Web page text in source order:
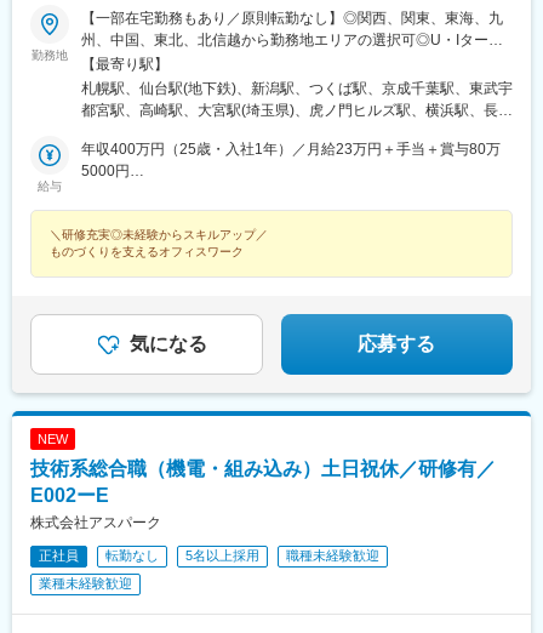
横川駅、谷町四丁目駅、舟入幸町駅、大小路駅、亀戸駅、中津駅
(地下鉄)、六本木一丁目駅、ＪＲ難波駅、観月橋駅、海老江駅、中
之島駅、なにわ橋駅、甘木駅(甘木鉄道線)、住之江公園駅、上前津
駅、久屋大通駅、平沼橋駅、国道駅、蒔田駅、赤羽岩淵駅、セン
ター北駅、勾当台公園駅、本笠寺駅、自由ケ丘駅(愛知県)、出島
日吉町駅、新浜松駅、名鉄名古屋駅、梅田駅(地下鉄)、富山駅、京
都河原町駅、三ノ宮駅、西川緑道公園駅、銀山町駅、西鉄福岡
麻布十番駅、大国町駅、桃山御陵前駅、野田駅(阪神線)、肥後橋
駅、北浜駅(大阪府)、伏見駅(愛知県)、西横浜駅、龍谷富山高校
前、五島町駅
勤務地
【一部在宅勤務もあり／原則転勤なし】◎関西、関東、東海、九
州、中国、東北、北信越から勤務地エリアの選択可◎U・Iターン
も歓迎！（引越し代全額負担・家賃95％補助など制度完備）■関
西エリア（大阪、京都、兵庫、奈良、和歌山、滋賀）■関東エリア
（東京、神奈川、千葉、埼玉、栃木、茨城、群馬など）■東海エリ
中国エリア（広島、岡山、愛媛など）■東北エリア（宮城、福島な
ど）■北信越エリア（石川、福井、富山、新潟、長野など）のプロ
モート案件あり）◎転居を伴う転勤は、基本的には本人が希望す
る場合以外ありません※受動喫煙防止対策：オフィス内全面禁煙
【最寄り駅】
札幌駅、仙台駅(地下鉄)、新潟駅、つくば駅、京成千葉駅、東武宇
都宮駅、高崎駅、大宮駅(埼玉県)、虎ノ門ヒルズ駅、横浜駅、長野
線)、インテック本社前駅、烏丸駅、三宮駅(神戸新交通)、山陽姫
路駅、岡山駅、八丁堀駅(広島県)、高松駅(香川県)、天神駅、花畑
県)、東広島駅、山西駅、本町六丁目駅、金川駅、東野駅(京都
府)、東山・おかでんミュージアム駅、衣山駅、山麓駅(皿倉山)、
中津駅(大阪府・阪急線)、今出川駅、五条駅(京都市営)、桜島駅、
六本木駅、伊予大洲駅、福駅、芦原橋駅、桃山駅、野田阪神駅、
東比恵駅、渡辺橋駅、淀屋橋駅、鶴崎駅、西小倉駅、二島駅、今
池駅(福岡県)、上鳥羽口駅、竹下駅、小森江駅、甘木駅(西鉄線)、
広畑駅、住ノ江駅、江波駅、八本松駅、矢場町駅、大船駅、新羽
県)、丸の内駅(愛知県)、戸部駅、鶴見小野駅、三ツ沢下町駅、山
手駅、井土ケ谷駅、上永谷駅、和田町駅、鶴ケ峰駅、戸塚駅、赤
羽駅、峰駅、陸前落合駅、センター南駅、北四番丁駅、稲永駅、
岡本駅(栃木県)、笠寺駅、村井駅、茅野駅、本山駅(愛知県)、さが
み野駅、小俣駅(栃木県)、新前橋駅、群馬藤岡駅、本庄駅、垂井
駅、徳山駅、周防下郷駅、道ノ尾駅、大波止駅、喜々津駅、国母
駅、松江駅、伊賀屋駅、弥生が丘駅、宮崎駅、南鹿児島駅、さっ
ぽろ駅、青葉通一番町駅、千葉駅、虎ノ門駅、神奈川駅、市役所
給与
年収400万円（25歳・入社1年）／月給23万円＋手当＋賞与80万
5000円
5000円
＼研修充実◎未経験からスキルアップ／
ものづくりを支えるオフィスワーク
気になる 応募する
NEW
技術系総合職（機電・組み込み）土日祝休／研修有／
E002ーE
株式会社アスパーク
正社員 転勤なし 5名以上採用
職種未経験歓迎
業種未経験歓迎